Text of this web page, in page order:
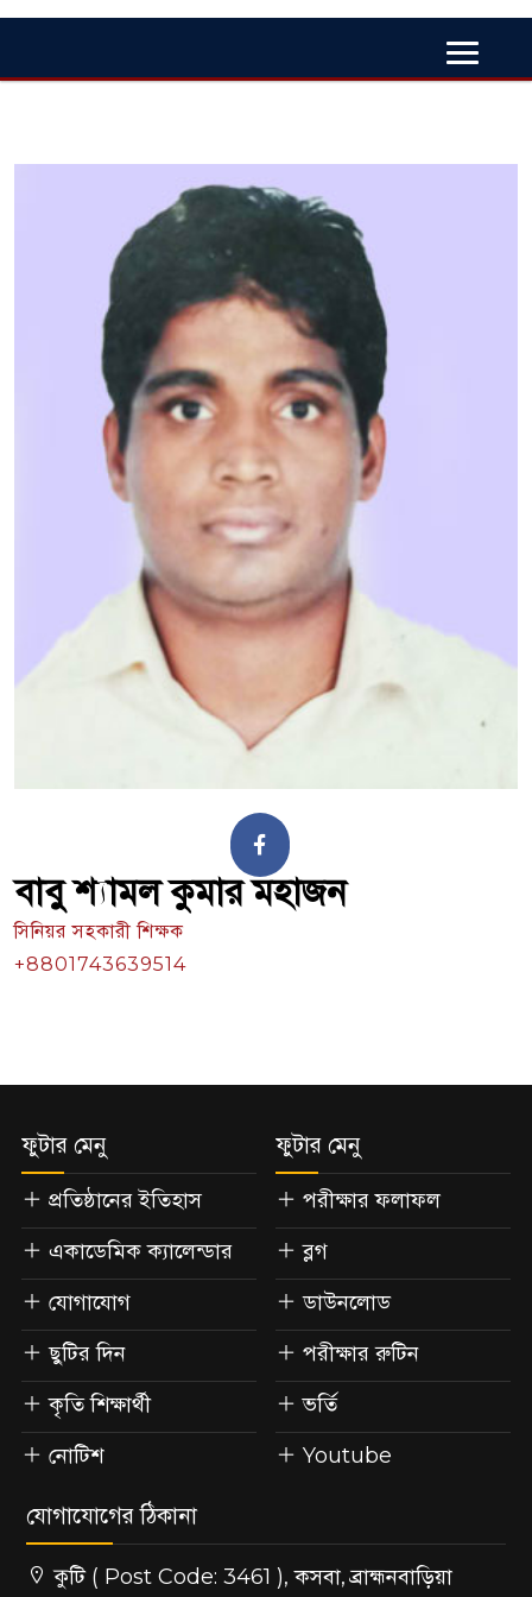
বাবু শ্যামল কুমার মহাজন
সিনিয়র সহকারী শিক্ষক
+8801743639514
ফুটার মেনু
প্রতিষ্ঠানের ইতিহাস
একাডেমিক ক্যালেন্ডার
যোগাযোগ
ছুটির দিন
কৃতি শিক্ষার্থী
নোটিশ
ফুটার মেনু
পরীক্ষার ফলাফল
ব্লগ
ডাউনলোড
পরীক্ষার রুটিন
ভর্তি
Youtube
যোগাযোগের ঠিকানা
কুটি ( Post Code: 3461 ), কসবা, ব্রাহ্মনবাড়িয়া